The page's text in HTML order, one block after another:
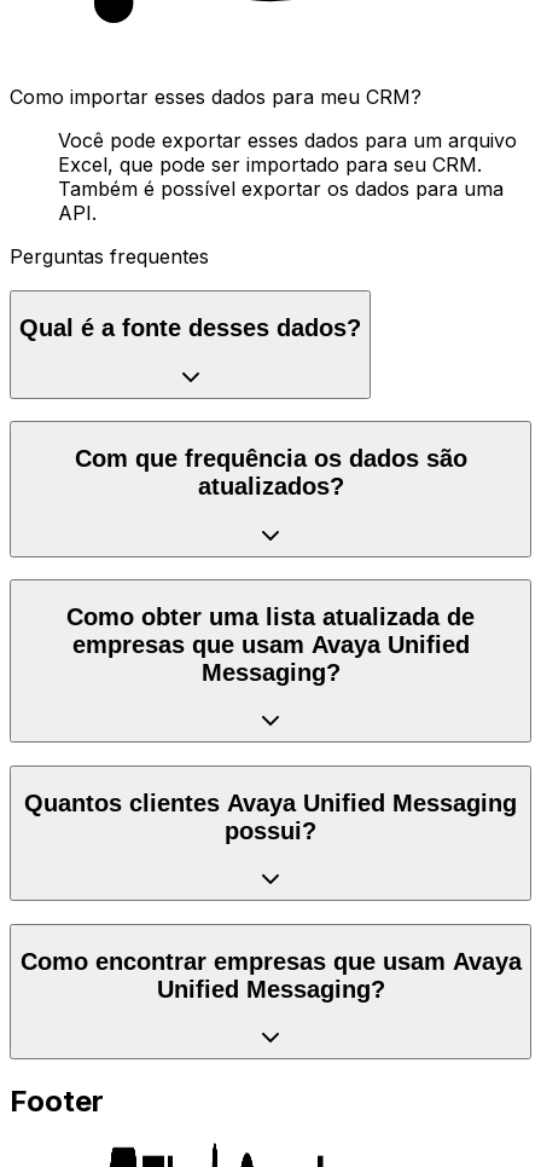
Como importar esses dados para meu CRM?
Você pode exportar esses dados para um arquivo
Excel, que pode ser importado para seu CRM.
Também é possível exportar os dados para uma
API.
Perguntas frequentes
Qual é a fonte desses dados?
Com que frequência os dados são
atualizados?
Como obter uma lista atualizada de
empresas que usam Avaya Unified
Messaging?
Quantos clientes Avaya Unified Messaging
possui?
Como encontrar empresas que usam Avaya
Unified Messaging?
Footer